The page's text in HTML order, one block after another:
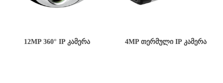
12MP 360° IP ᲙᲐᲛᲔᲠᲐ 4MP ᲗᲔᲠᲛᲣᲚᲘ IP ᲙᲐᲛᲔᲠᲐ